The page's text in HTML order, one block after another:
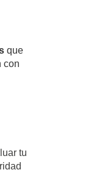
que
con
tu